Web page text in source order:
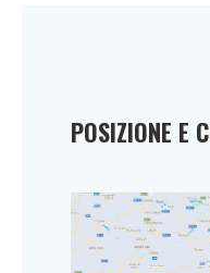
POSIZIONE E